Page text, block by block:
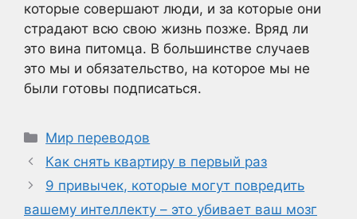
которые совершают люди, и за которые они
страдают всю свою жизнь позже. Вряд ли
это вина питомца. В большинстве случаев
это мы и обязательство, на которое мы не
были готовы подписаться.
Рубрики
Мир переводов
Как снять квартиру в первый раз
9 привычек, которые могут повредить
вашему интеллекту – это убивает ваш мозг